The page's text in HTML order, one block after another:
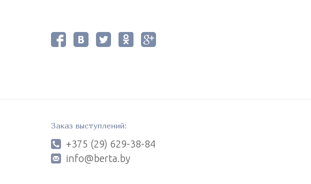
Заказ выступлений:
+375 (29) 629-38-84
info@berta.by